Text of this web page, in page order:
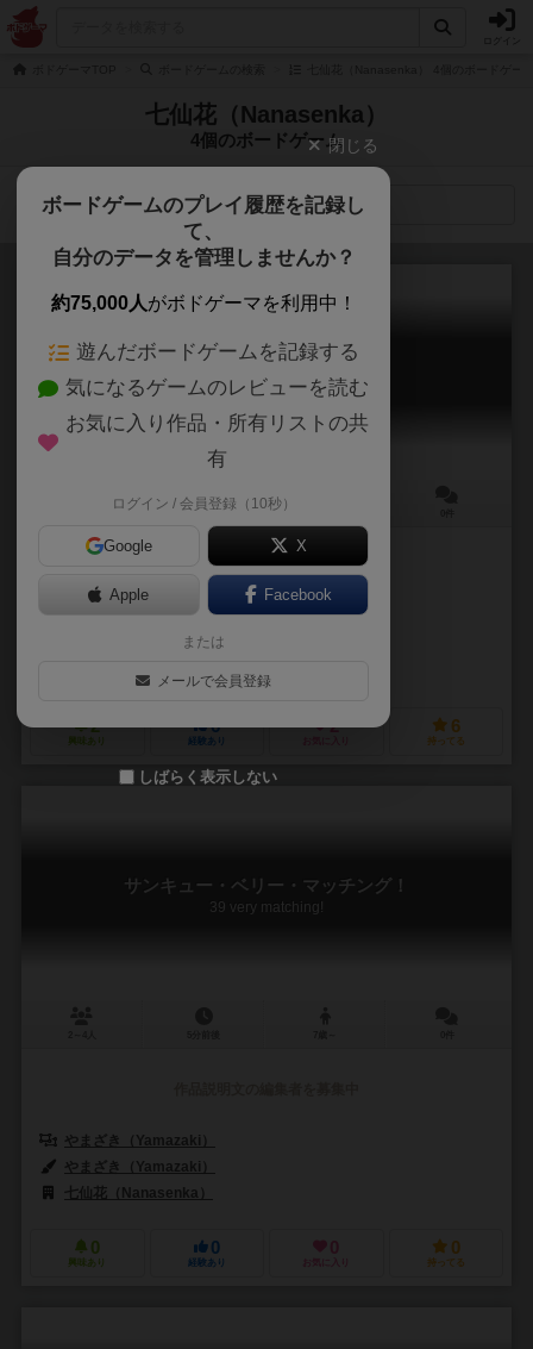
七仙花（Nanasenka）
4個のボードゲーム
検索メニュー
迷宮蟻巣
Meikyu Arisu
10～20分
作品説明文の編集者を募集中
やまざき（Yamazaki）
はじめ（Hajime）
七仙花（Nanasenka）
2
興味あり
6
経験あり
2 6
持ってる
サンキュー・ベリー・マッチング！
39 very matching!
やまざき（Yamazaki）
やまざき（Yamazaki）
七仙花（Nanasenka）
0
興味あり
0
経験あり
0
お気に入り
0
持ってる
閉じる
ボードゲームのプレイ履歴を記録し
て、
自分のデータを管理しませんか？
約75,000人がボドゲーマを利用中！
遊んだボードゲームを記録する
気になるゲームのレビューを読む
お気に入り作品・所有リストの共
有
ログイン / 会員登録（10秒）
Google X
Apple Facebook
または
メールで会員登録
しばらく表示しない